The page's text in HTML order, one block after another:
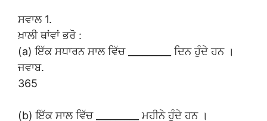
ਸਵਾਲ 1.
ਖ਼ਾਲੀ ਥਾਂਵਾਂ ਭਰੋ :
(a) ਇੱਕ ਸਧਾਰਨ ਸਾਲ ਵਿੱਚ _________ ਦਿਨ ਹੁੰਦੇ ਹਨ ।
ਜਵਾਬ.
365
(b) ਇੱਕ ਸਾਲ ਵਿੱਚ _________ ਮਹੀਨੇ ਹੁੰਦੇ ਹਨ ।